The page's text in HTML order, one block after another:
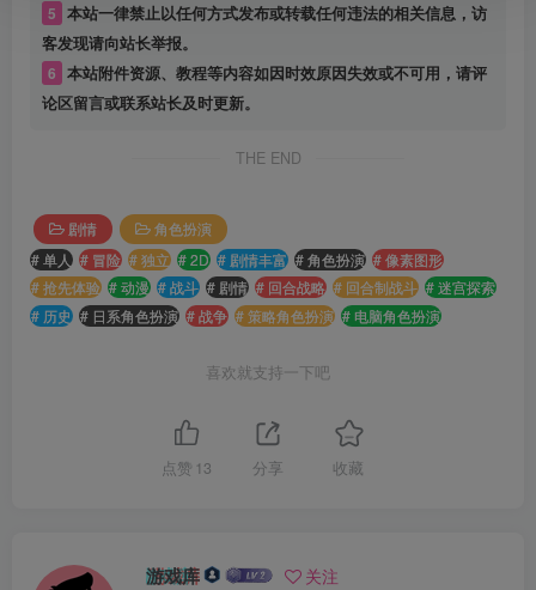
5 本站一律禁止以任何方式发布或转载任何违法的相关信息，访
客发现请向站长举报。
6 本站附件资源、教程等内容如因时效原因失效或不可用，请评
论区留言或联系站长及时更新。
THE END
剧情
角色扮演
# 单人 # 冒险 # 独立 # 2D # 剧情丰富 # 角色扮演 # 像素图形
# 抢先体验 # 动漫 # 战斗 # 剧情 # 回合战略 # 回合制战斗 # 迷宫探索
# 历史 # 日系角色扮演 # 战争 # 策略角色扮演 # 电脑角色扮演
喜欢就支持一下吧
点赞 13 分享 收藏
游戏库 关注